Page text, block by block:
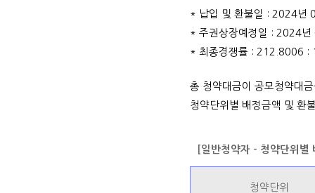
* 납입 및 환불일 : 2024년
* 주권상장예정일 : 2024
* 최종경쟁률 : 212.8006 :
총 청약대금이 공모청약대
청약단위별 배정금액 및 환
[일반청약자 - 청약단위
청약단위